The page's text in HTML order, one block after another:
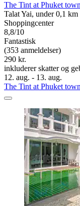
The Tint at Phuket town
Talat Yai, under 0,1
Shoppingcenter
8,8/10
Fantastisk
(353 anmeldelser)
290 kr.
inkluderer skatter og
12. aug. - 13. aug.
The Tint at Phuket town